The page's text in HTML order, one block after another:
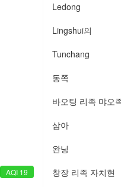
Ledong
Lingshui의
Tunchang
동쪽
바오팅 리족 먀오
삼아
완닝
AQI 19
창장 리족 자치현